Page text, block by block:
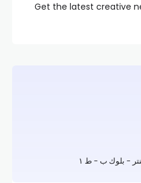
Get the latest creative
- بلوك ب - ط ١